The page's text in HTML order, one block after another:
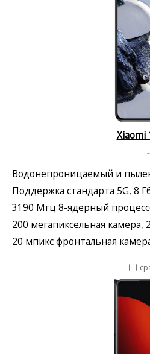
Xiaomi
Водонепроницаемый и
Поддержка стандарта 5G, 8
3190 Мгц 8-ядерный
200 мегапиксельная
20 мпикс фронтальная